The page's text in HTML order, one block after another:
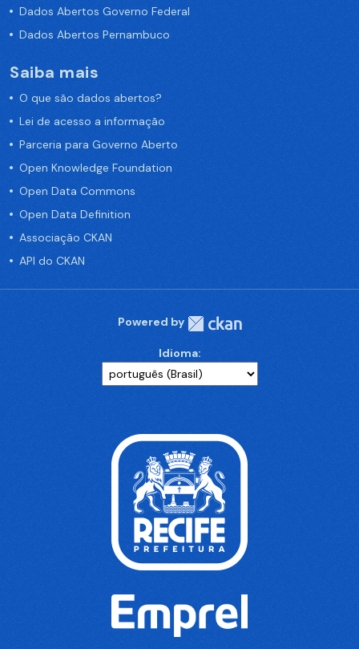
Dados Abertos Governo Federal
Dados Abertos Pernambuco
Saiba mais
O que são dados abertos?
Lei de acesso a informação
Parceria para Governo Aberto
Open Knowledge Foundation
Open Data Commons
Open Data Definition
Associação CKAN
API do CKAN
Powered by
Idioma